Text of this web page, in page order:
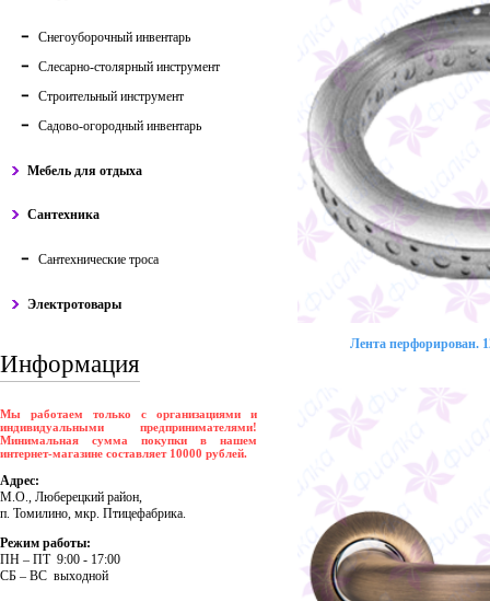
Снегоуборочный инвентарь
Слесарно-столярный инструмент
Строительный инструмент
Садово-огородный инвентарь
Мебель для отдыха
Сантехника
Сантехнические троса
Электротовары
Информация
Мы работаем только с организациями и
индивидуальными предпринимателями!
Минимальная сумма покупки в нашем
интернет-магазине составляет 10000 рублей.
Адрес:
М.О., Люберецкий район,
п. Томилино, мкр. Птицефабрика.
Режим работы:
ПH – ПT 9:00 - 17:00
CБ – BC выходной
Лента перфорирован.